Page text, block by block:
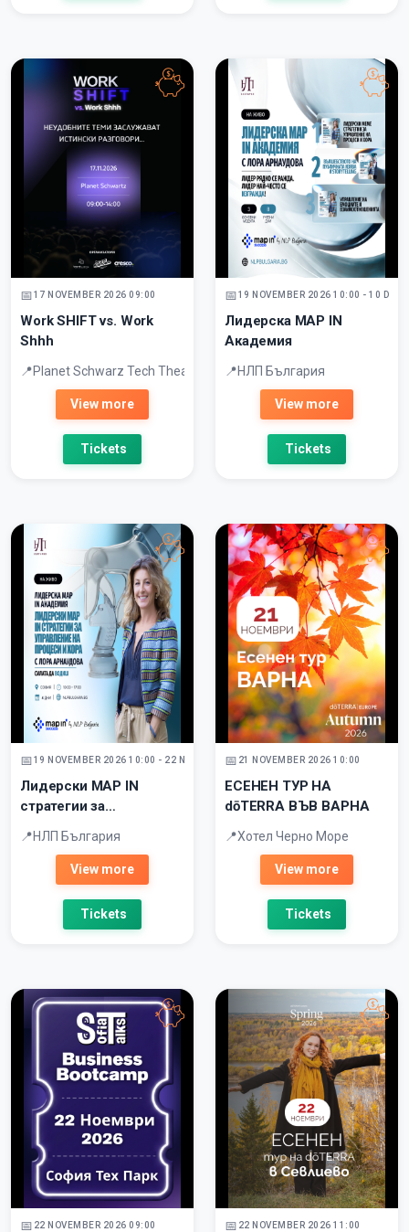
17 NOVEMBER 2026 09:00
Work SHIFT vs. Work
Shhh
Planet Schwarz Tech Theater, Sofia, 51 Cherni vrah Blvd, Office X
View more
Tickets
19 NOVEMBER 2026 10:00 - 10
Лидерска MAP IN
Академия
НЛП България
View more
Tickets
19 NOVEMBER 2026 10:00 - 22 NOVEMBER 2026
Лидерски MAP IN
стратегии за
НЛП България
View more
Tickets
21 NOVEMBER 2026 10:00
ЕСЕНЕН ТУР НА
dōTERRA ВЪВ ВАРНА
Хотел Черно Море
View more
Tickets
22 NOVEMBER 2026 09:00 22 NOVEMBER 2026 11:00